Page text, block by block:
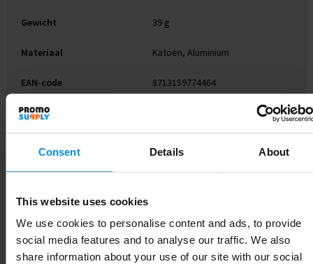
Consent Details About
This website uses cookies
We use cookies to personalise content and ads, to provide
social media features and to analyse our traffic. We also
share information about your use of our site with our social
Gewicht 39 g
Materiaal Katoen, Aluminium
EAN-code 8713159774464
Kleur
Lengte 23 cm
Gerelateerde producten